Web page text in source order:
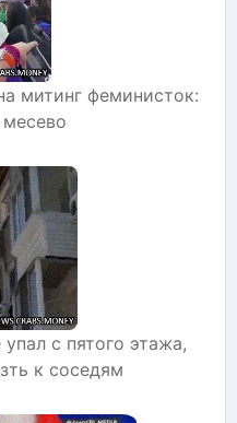
митинг феминисток:
месево
с пятого этажа,
к соседям